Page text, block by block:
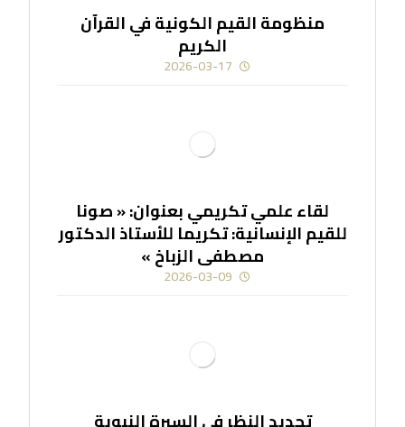
منظومة القيم الكونية في القرآن
الكريم
2026-03-17
لقاء علمي تكريمي بعنوان: « صونا
للقيم الإنسانية: تكريما للأستاذ الدكتور
مصطفى الزباخ »
2026-03-09